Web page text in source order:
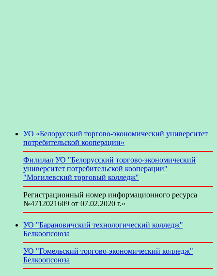
УО «Белорусский торгово-экономический университет
потребительской кооперации»
Филилал УО "Белорусский торгово-экономический
университет потребительской кооперации"
"Могилевский торговый колледж"
Регистрационный номер информационного ресурса
№4712021609 от 07.02.2020 г.»
УО "Барановичский технологический колледж"
Белкоопсоюза
УО "Гомельский торгово-экономический колледж"
Белкоопсоюза